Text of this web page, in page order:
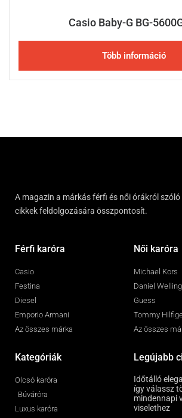
Casio Baby-G BG-
Több információ
A magazin a márkás férfi és női órákról szóló
cikkek feldolgozására összpontosít.
Férfi karóra
Casio
Festina
Diesel
Emporio Armani
Az összes márka
Női karóra
Michael Kors
Daniel
Guess
Tommy
Az összes
Kategóriák
Olcsó karóra
Búváróra
Luxus karóra
Legújabb
Időtálló
így válassz
mindennapi
viselethez